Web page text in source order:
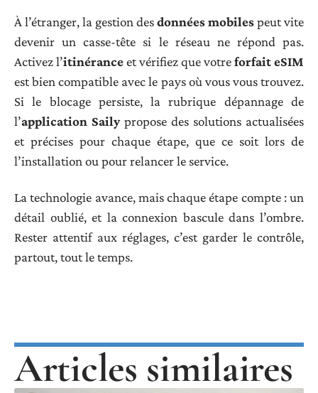
À l’étranger, la gestion desdonnées mobilespeut vite
devenir un casse-tête si le réseau ne répond pas.
Activez l’itinéranceet vérifiez que votreforfait eSIM
est bien compatible avec le pays où vous vous trouvez.
Si le blocage persiste, la rubrique dépannage de
l’application Sailypropose des solutions actualisées
et précises pour chaque étape, que ce soit lors de
l’installation ou pour relancer le service.
La technologie avance, mais chaque étape compte : un
détail oublié, et la connexion bascule dans l’ombre.
Rester attentif aux réglages, c’est garder le contrôle,
partout, tout le temps.
Articles similaires